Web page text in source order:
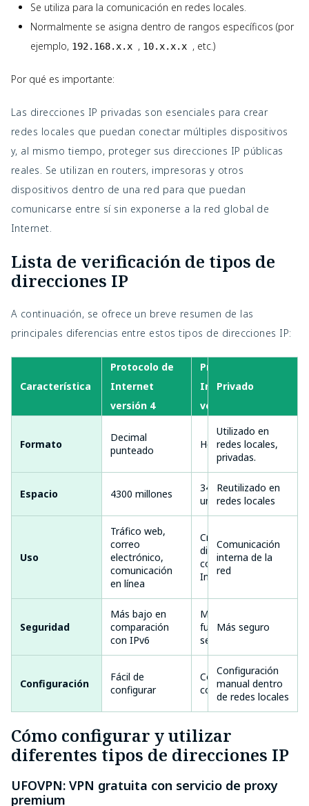
Se utiliza para la comunicación en redes locales.
Normalmente se asigna dentro de rangos específicos (por
ejemplo, 192.168.x.x , 10.x.x.x , etc.)
Por qué es importante:
Las direcciones IP privadas son esenciales para crear
redes locales que puedan conectar múltiples dispositivos
y, al mismo tiempo, proteger sus direcciones IP públicas
reales. Se utilizan en routers, impresoras y otros
dispositivos dentro de una red para que puedan
comunicarse entre sí sin exponerse a la red global de
Internet.
Lista de verificación de tipos de
direcciones IP
A continuación, se ofrece un breve resumen de las
principales diferencias entre estos tipos de direcciones IP:
Característica
Protocolo de
Internet
versión 4
Protocolo de
Internet
versión 6
Privado
Formato
Decimal
punteado
Hexadecimal
Utilizado en
redes locales,
privadas.
Espacio 4300 millones
340
undecillones
Reutilizado en
redes locales
Uso
Tráfico web,
correo
electrónico,
comunicación
en línea
Creciendo para
dispositivos
conectados a
Internet
Comunicación
interna de la
red
Seguridad
Más bajo en
comparación
con IPv6
Mejores
funciones de
seguridad
Más seguro
Configuración
Fácil de
configurar
Complejo de
configurar
Configuración
manual dentro
de redes locales
Cómo configurar y utilizar
diferentes tipos de direcciones IP
UFOVPN: VPN gratuita con servicio de proxy
premium